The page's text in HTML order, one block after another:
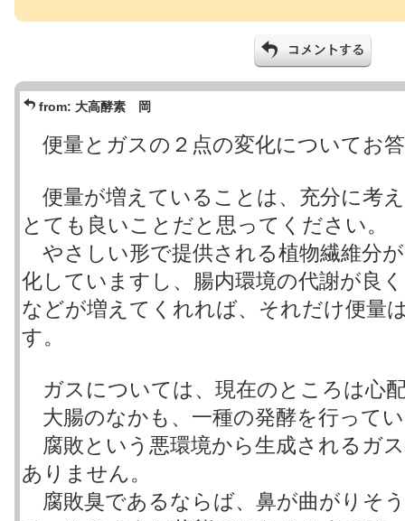
from: 大高酵素 岡
便量とガスの２点の変化についてお
便量が増えていることは、充分に考
とても良いことだと思ってください。
やさしい形で提供される植物繊維分
化していますし、腸内環境の代謝が良
などが増えてくれれば、それだけ便量
す。
ガスについては、現在のところは心
大腸のなかも、一種の発酵を行って
腐敗という悪環境から生成されるガ
ありません。
腐敗臭であるならば、鼻が曲がりそ